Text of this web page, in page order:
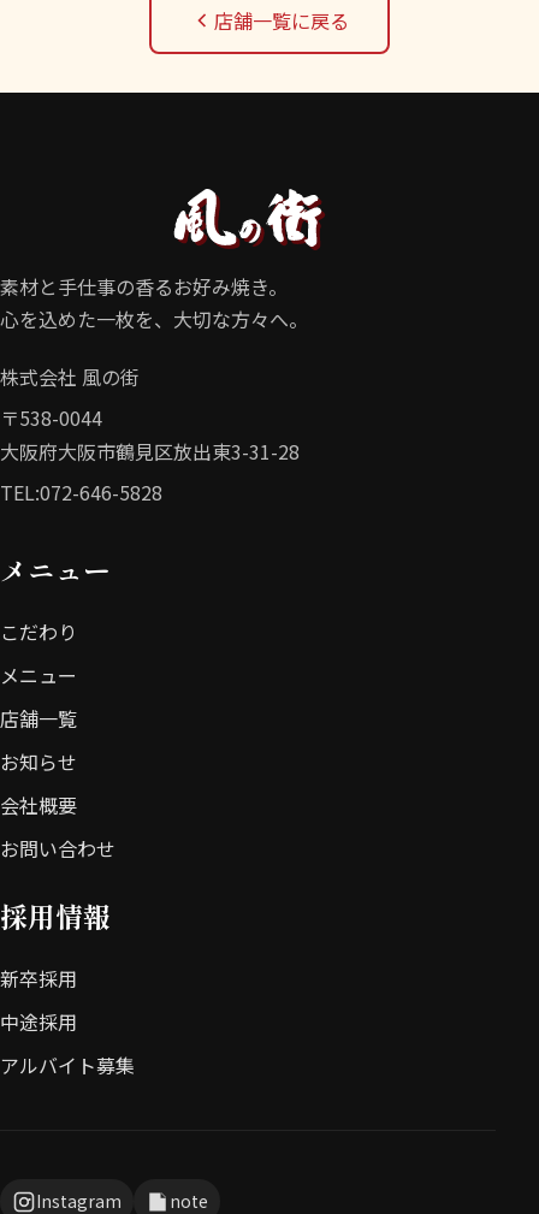
店舗一覧に戻る
素材と手仕事の香るお好み焼き。
心を込めた一枚を、大切な方々へ。
株式会社 風の街
〒538-0044
大阪府大阪市鶴見区放出東3-31-28
TEL:072-646-5828
メニュー
こだわり
メニュー
店舗一覧
お知らせ
会社概要
お問い合わせ
採用情報
新卒採用
中途採用
アルバイト募集
Instagram note